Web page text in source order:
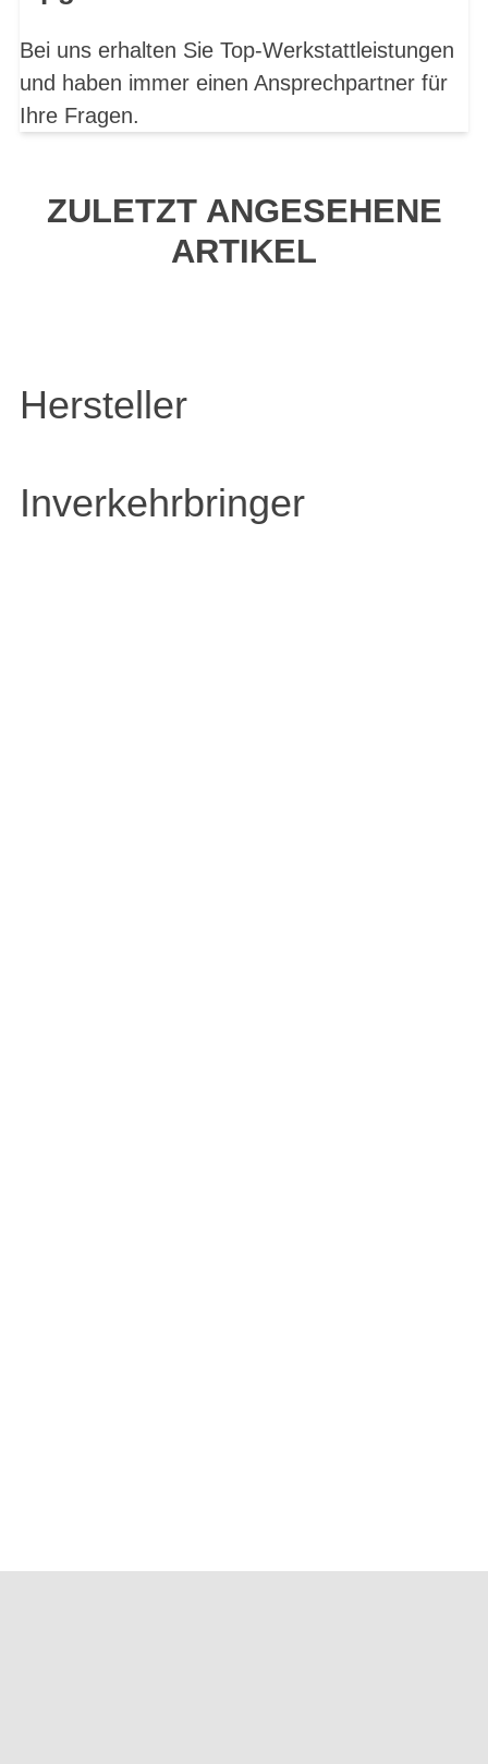
Bei uns erhalten Sie Top-Werkstattleistungen
und haben immer einen Ansprechpartner für
Ihre Fragen.
ZULETZT ANGESEHENE
ARTIKEL
Hersteller
Inverkehrbringer